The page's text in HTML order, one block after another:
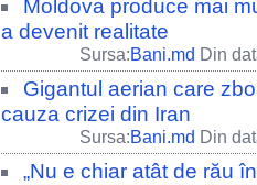
Moldova produce mai
a devenit realitate
Sursa:Bani.md Din
Gigantul aerian care
cauza crizei din Iran
Sursa:Bani.md Din
„Nu e chiar atât de rău